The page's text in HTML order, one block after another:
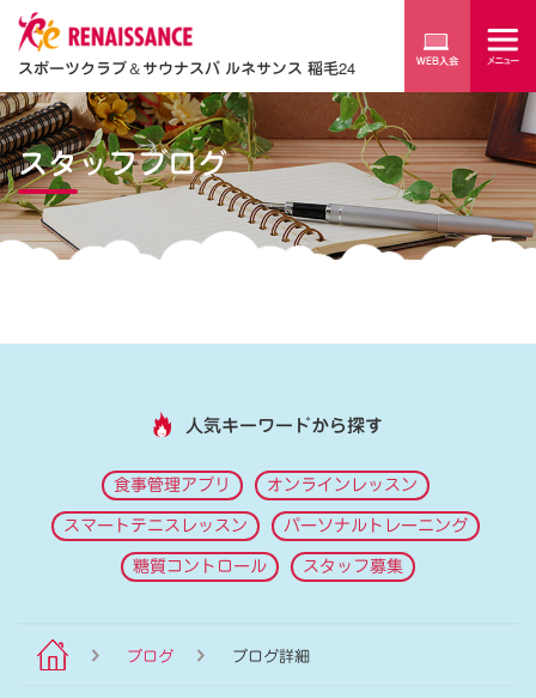
スポーツクラブ＆サウナスパ ルネサンス 稲毛24
スタッフブログ
人気キーワードから探す
食事管理アプリ オンラインレッスン
スマートテニスレッスン パーソナルトレーニング
糖質コントロール スタッフ募集
ブログ ブログ詳細